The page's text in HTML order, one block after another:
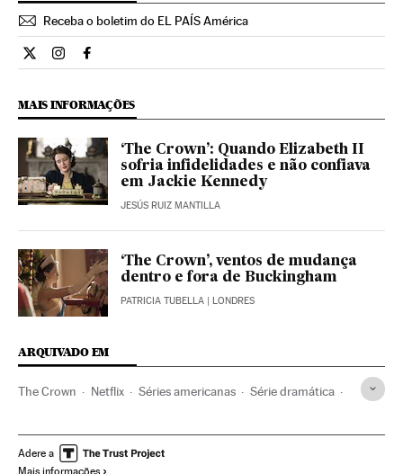
Receba o boletim do EL PAÍS América
Cultura El País Brasil en Twitter
Cultura El País Brasil en Instagram
Cultura El País Brasil en Facebook
MAIS INFORMAÇÕES
‘The Crown’: Quando Elizabeth II
sofria infidelidades e não confiava
em Jackie Kennedy
JESÚS RUIZ MANTILLA
‘The Crown’, ventos de mudança
dentro e fora de Buckingham
PATRICIA TUBELLA | LONDRES
ARQUIVADO EM
The Crown Netflix Séries americanas Série dramática
IPTV Séries tv Programa tv
Adere a
Mais informações